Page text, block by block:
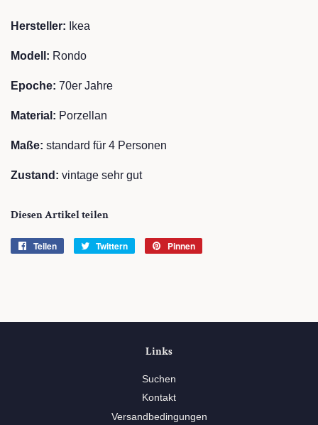
Hersteller: Ikea
Modell: Rondo
Epoche: 70er Jahre
Material: Porzellan
Maße: standard für 4 Personen
Zustand: vintage sehr gut
Diesen Artikel teilen
Teilen Twittern Pinnen
Links
Suchen
Kontakt
Versandbedingungen